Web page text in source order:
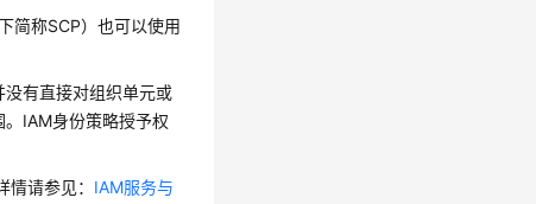
简称SCP）也可以使用
有直接对组织单元或
IAM身份策略授予权
请参见： IAM服务与